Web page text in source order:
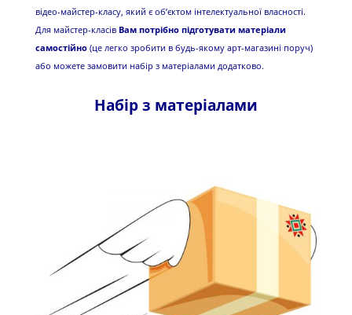
відео-майстер-класу, який є об’єктом інтелектуальної власності.
Для майстер-класів Вам потрібно підготувати матеріали
самостійно(це легко зробити в будь-якому арт-магазині поруч)
або можете замовити набір з матеріалами додатково.
Набір з матеріалами